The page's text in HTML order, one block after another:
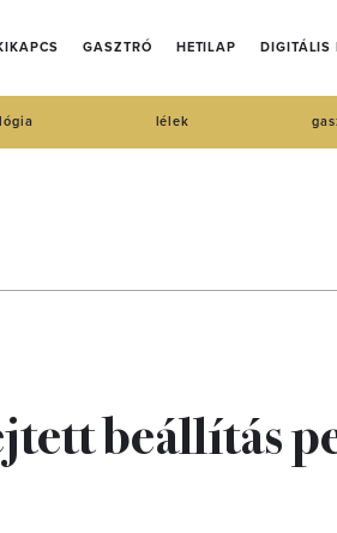
GASZTRÓ HETILAP DIGITÁLIS
lélek
beállítás